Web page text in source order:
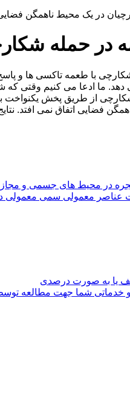
در یک محیط ناهمگن
در حمله
با طعمه تاکسی ها و
ما ادعا می کنیم وقتی که
از طریق پخش یکنواخت
فضایی اتفاق نمی افتد.
در محیط های جسمی و
عناصر معمولی سمی
یا به صورت درصدی
و خدماتی شما جهت مطالعه